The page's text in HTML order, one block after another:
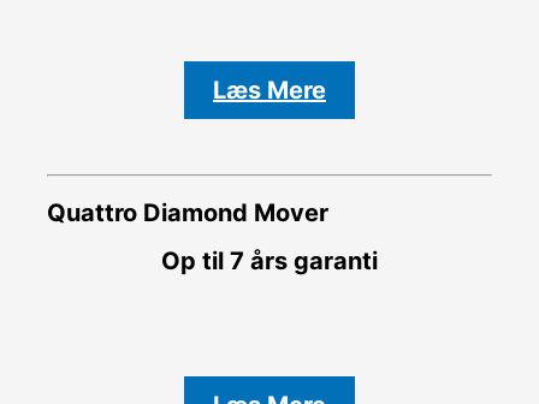
Læs Mere
Quattro Diamond Mover
Op til 7 års garanti